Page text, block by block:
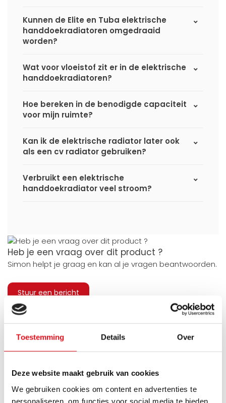
Toestemming Details Over
Deze website maakt gebruik van cookies
We gebruiken cookies om content en advertenties te
personaliseren, om functies voor social media te bieden
Kunnen de Elite en Tuba elektrische
handdoekradiatoren omgedraaid
worden?
Wat voor vloeistof zit er in de elektrische
handdoekradiatoren?
Hoe bereken in de benodigde capaciteit
voor mijn ruimte?
Kan ik de elektrische radiator later ook
als een cv radiator gebruiken?
Verbruikt een elektrische
handdoekradiator veel stroom?
Heb je een vraag over dit product ?
Simon helpt je graag en kan al je vragen beantwoorden.
Stuur een bericht
voorraad
Wij zijn 6 dagen per
week open.
Geen onverwachte
kosten achteraf